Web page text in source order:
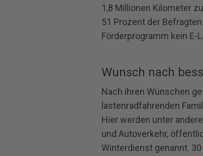
1,8 Millionen Kilometer
51 Prozent der
Förderprogramm kein
Wunsch nach
Nach ihren Wünschen
lastenradfahrenden
Hier werden unter
und Autoverkehr,
Winterdienst genannt.